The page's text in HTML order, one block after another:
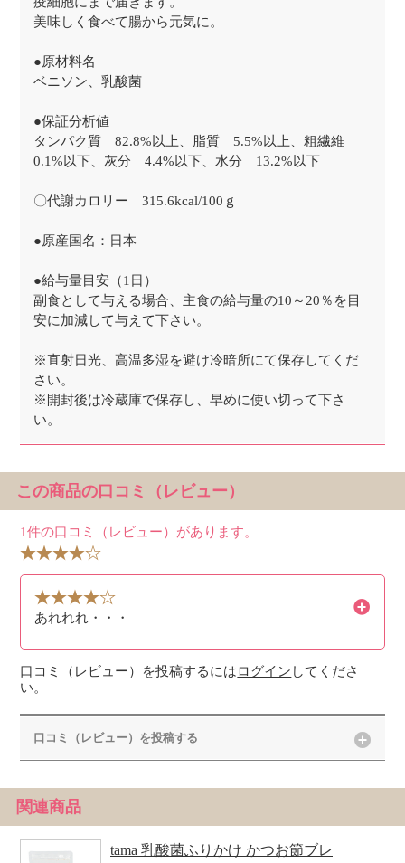
美味しく食べて腸から元気に。
●原材料名
ベニソン、乳酸菌
●保証分析値
タンパク質 82.8%以上、脂質 5.5%以上、粗繊維
0.1%以下、灰分 4.4%以下、水分 13.2%以下
〇代謝カロリー 315.6kcal/100ｇ
●原産国名：日本
●給与量目安（1日）
副食として与える場合、主食の給与量の10～20％を目
安に加減して与えて下さい。
※直射日光、高温多湿を避け冷暗所にて保存してくだ
さい。
※開封後は冷蔵庫で保存し、早めに使い切って下さ
い。
この商品の口コミ（レビュー）
1件の口コミ（レビュー）があります。
あれれれ・・・
口コミ（レビュー）を投稿するにはログイン してくださ
い。
口コミ（レビュー）を投稿する
関連商品
tama 乳酸菌ふりかけ かつお節ブレ